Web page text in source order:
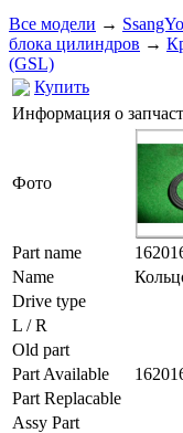
Все модели →
блока цилиндров →
(GSL)
Купить
Информация о
Фото
Part name
Name
Drive type
L / R
Old part
Part Available
Part Replacable
Assy Part